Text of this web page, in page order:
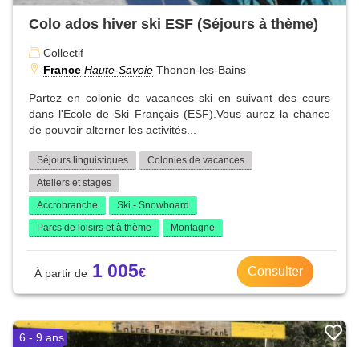
Colo ados hiver ski ESF (Séjours à thème)
Collectif
France Haute-Savoie Thonon-les-Bains
Partez en colonie de vacances ski en suivant des cours
dans l'Ecole de Ski Français (ESF).Vous aurez la chance
de pouvoir alterner les activités...
Séjours linguistiques
Colonies de vacances
Ateliers et stages
Accrobranche
Ski - Snowboard
Parcs de loisirs et à thème
Montagne
1 005 Consulter
6 - 9 ans